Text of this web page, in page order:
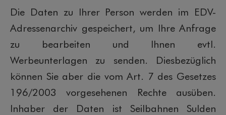
Die Daten zu Ihrer Person werden im EDV-
Adressenarchiv gespeichert, um Ihre Anfrage
zu bearbeiten und Ihnen evtl.
Werbeunterlagen zu senden. Diesbezüglich
können Sie aber die vom Art. 7 des Gesetzes
196/2003 vorgesehenen Rechte ausüben.
Inhaber der Daten ist Seilbahnen Sulden